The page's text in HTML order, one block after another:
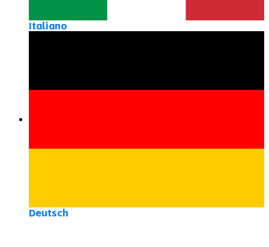
Italiano
Deutsch